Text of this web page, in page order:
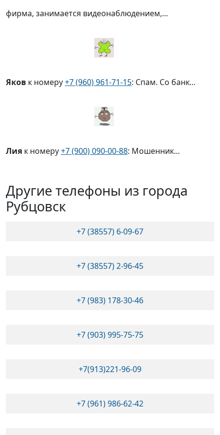
фирма, занимается видеонаблюдением,...
Яков к номеру+7 (960) 961-71-15: Спам. Со банк...
Лия к номеру+7 (900) 090-00-88: Мошенник...
Другие телефоны из города
Рубцовск
+7 (38557) 6-09-67
+7 (38557) 2-96-45
+7 (983) 178-30-46
+7 (903) 995-75-75
+7(913)221-96-09
+7 (961) 986-62-42